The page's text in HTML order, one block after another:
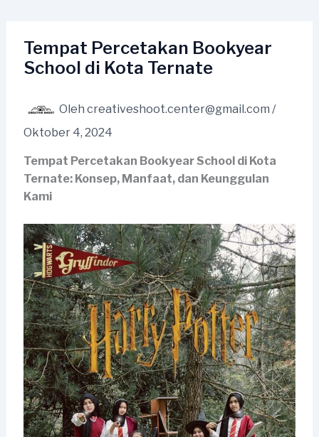
kontenTempat Percetakan Bookyear
School di Kota Ternate
Oleh creativeshoot.center@gmail.com /
Oktober 4, 2024
Tempat Percetakan Bookyear School di Kota
Ternate: Konsep, Manfaat, dan Keunggulan
Kami